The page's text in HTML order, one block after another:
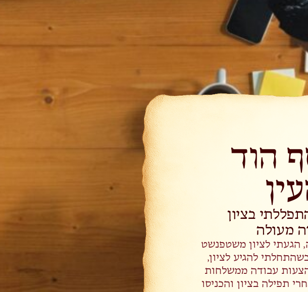
הוד
בציון
מעולה
לציון משטפנשט
להגיע לציון,
לראות את הישועה וקבלתי 3 הצעות עבודה ממשלחות
תפילה בציון והכניסו